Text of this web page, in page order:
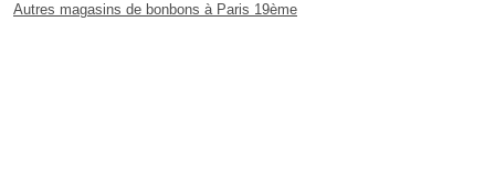
Autres magasins de bonbons à Paris 19ème